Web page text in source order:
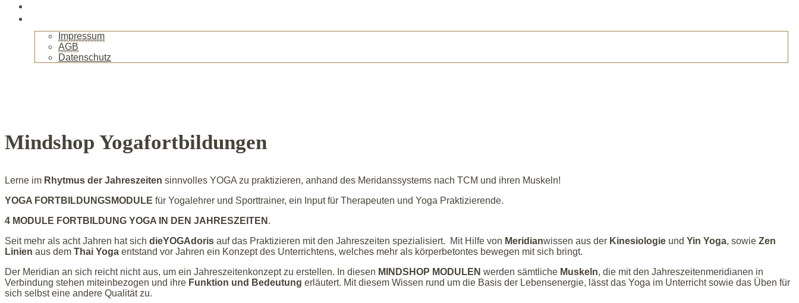
Impressum
AGB
Datenschutz
Mindshop Yogafortbildungen
Lerne im Rhytmus der Jahreszeiten sinnvolles YOGA zu praktizieren, anhand des Meridanssystems nach TCM und ihren Muskeln!
YOGA FORTBILDUNGSMODULE für Yogalehrer und Sporttrainer, ein Input für Therapeuten und Yoga Praktizierende.
4 MODULE FORTBILDUNG YOGA IN DEN JAHRESZEITEN .
Seit mehr als acht Jahren hat sich dieYOGAdoris auf das Praktizieren mit den Jahreszeiten spezialisiert. Mit Hilfe von Meridianwissen aus der Kinesiologie und Yin Yoga, sowie Zen
Linien aus dem Thai Yoga entstand vor Jahren ein Konzept des Unterrichtens, welches mehr als körperbetontes bewegen mit sich bringt.
Der Meridian an sich reicht nicht aus, um ein Jahreszeitenkonzept zu erstellen. In diesen MINDSHOP MODULEN werden sämtliche Muskeln, die mit den Jahreszeitenmeridianen in
Verbindung stehen miteinbezogen und ihre Funktion und Bedeutung erläutert. Mit diesem Wissen rund um die Basis der Lebensenergie, lässt das Yoga im Unterricht sowie das Üben für
sich selbst eine andere Qualität zu.